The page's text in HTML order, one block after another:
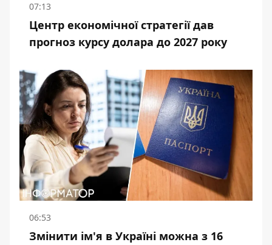
07:13
Центр економічної стратегії дав
прогноз курсу долара до 2027 року
06:53
Змінити ім'я в Україні можна з 16